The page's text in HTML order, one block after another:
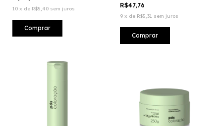
10 x de R$5,40 sem juros
R$47,76
9 x de R$5,31 sem juros